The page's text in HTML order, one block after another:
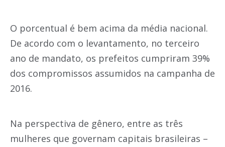
O porcentual é bem acima da média nacional.
De acordo com o levantamento, no terceiro
ano de mandato, os prefeitos cumpriram 39%
dos compromissos assumidos na campanha de
2016.
Na perspectiva de gênero, entre as três
mulheres que governam capitais brasileiras –